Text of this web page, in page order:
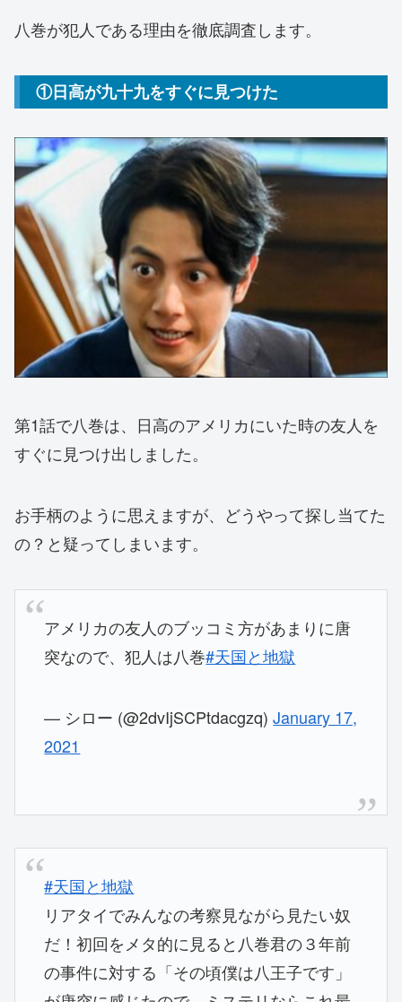
八巻が犯人である理由を徹底調査します。
①日高が九十九をすぐに見つけた
第1話で八巻は、日高のアメリカにいた時の友人を
すぐに見つけ出しました。
お手柄のように思えますが、どうやって探し当てた
の？と疑ってしまいます。
アメリカの友人のブッコミ方があまりに唐
突なので、犯人は八巻#天国と地獄
— シロー (@2dvIjSCPtdacgzq)January 17,
2021
#天国と地獄
リアタイでみんなの考察見ながら見たい奴
だ！初回をメタ的に見ると八巻君の３年前
の事件に対する「その頃僕は八王子です」